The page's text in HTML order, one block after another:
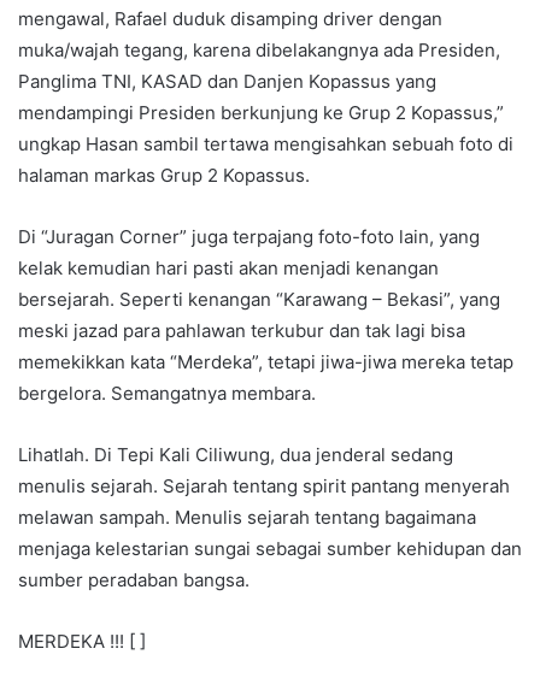
mengawal, Rafael duduk disamping driver dengan
muka/wajah tegang, karena dibelakangnya ada Presiden,
Panglima TNI, KASAD dan Danjen Kopassus yang
mendampingi Presiden berkunjung ke Grup 2 Kopassus,”
ungkap Hasan sambil tertawa mengisahkan sebuah foto di
halaman markas Grup 2 Kopassus.
Di “Juragan Corner” juga terpajang foto-foto lain, yang
kelak kemudian hari pasti akan menjadi kenangan
bersejarah. Seperti kenangan “Karawang – Bekasi”, yang
meski jazad para pahlawan terkubur dan tak lagi bisa
memekikkan kata “Merdeka”, tetapi jiwa-jiwa mereka tetap
bergelora. Semangatnya membara.
Lihatlah. Di Tepi Kali Ciliwung, dua jenderal sedang
menulis sejarah. Sejarah tentang spirit pantang menyerah
melawan sampah. Menulis sejarah tentang bagaimana
menjaga kelestarian sungai sebagai sumber kehidupan dan
sumber peradaban bangsa.
MERDEKA !!! [ ]